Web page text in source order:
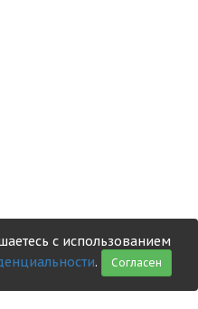
с использованием
. Согласен